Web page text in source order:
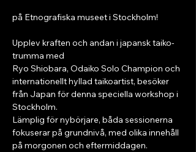
på Etnografiska museet i Stockholm!
Upplev kraften och andan i japansk taiko-
trumma med
Ryo Shiobara, Odaiko Solo Champion och
internationellt hyllad taikoartist, besöker
från Japan för denna speciella workshop i
Stockholm.
Lämplig för nybörjare, båda sessionerna
fokuserar på grundnivå, med olika innehåll
på morgonen och eftermiddagen.